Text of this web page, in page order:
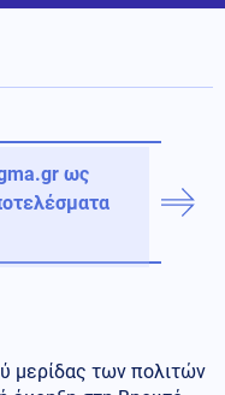
ως
μερίδας των πολιτών